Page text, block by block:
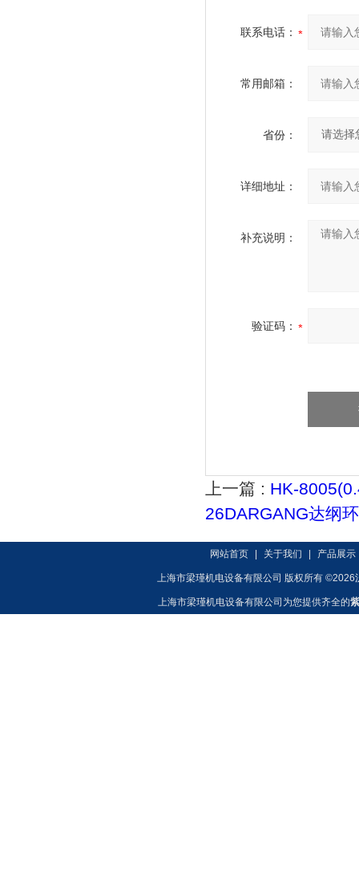
联系电话：
常用邮箱：
省份：
详细地址：
补充说明：
验证码：
上一篇 : HK-
26DARGANG达纲
网站首页 关于我们 产品展示
上海市梁瑾机电设备有限公司 版权所有 ©2026
上海市梁瑾机电设备有限公司为您提供齐全的